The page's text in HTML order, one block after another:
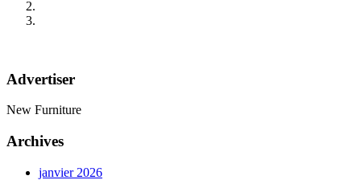
Advertiser
New Furniture
Archives
janvier 2026